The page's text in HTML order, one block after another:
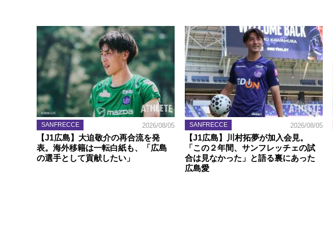
SANFRECCE 2026/08/05
【J1広島】大迫敬介の再合流を発
表。海外移籍は一転白紙も、「広島
の選手として貢献したい」
SANFRECCE 2026/08/05
【J1広島】川村拓夢が加入会見。
「この２年間、サンフレッチェの試
合は見なかった」と語る裏にあった
広島愛